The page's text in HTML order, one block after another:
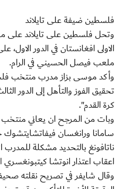
فلسطين ضيفة على تايلاند
وتحل فلسطين على تايلاند على
الاولى افغانستان في الدور
ملعب فيصل الحسيني في الرام.
وأكد موسى بزاز مدرب منتخب
تحقيق الفوز والتأهل إلى الدور
كرة القدم".
وبات من المرجح ان يعاني منتخب
سامانا ورانغسان
ناتافونغ بالتحديد مشكلة للمدرب
اعقاب اعتذار انوتشا
وقال شايفر في تصريح نقلته